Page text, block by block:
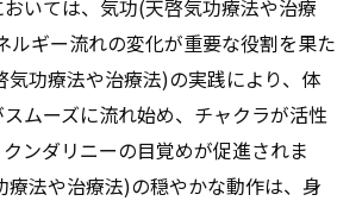
いては、気功(天啓気功療法や治療
ルギー流れの変化が重要な役割を果た
気功療法や治療法)の実践により、体
ムーズに流れ始め、チャクラが活性
ンダリニーの目覚めが促進されま
療法や治療法)の穏やかな動作は、身